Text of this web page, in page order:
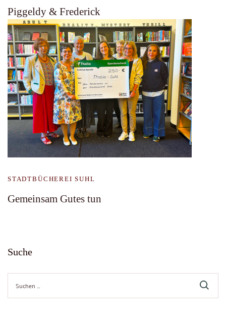
Piggeldy & Frederick
STADTBÜCHEREI SUHL
Gemeinsam Gutes tun
Suche
nach: